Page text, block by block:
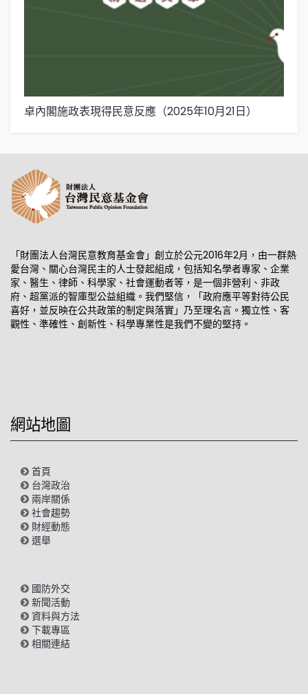
卓內閣施政表現得民意反應（2025年10月21日）
「財團法人台灣民意教育基金會」創立於公元2016年2月，由一群熱
愛台灣、關心台灣民主的人士發起組成，包括知名學者專家、企業
家、醫生、律師、科學家、社會運動者等，是一個非營利、非政
府、超黨派的智庫型公益組織。我們堅信，「政府應平等對待公民
喜好，並反映在公共政策的制定與落實」乃至理名言。獨立性、客
觀性、準確性、創新性、科學專業性是我們不變的堅持。
網站地圖
首頁
台灣政治
兩岸關係
社會趨勢
財經動態
選舉
國防外交
新聞活動
資料與方法
下載專區
相關連結